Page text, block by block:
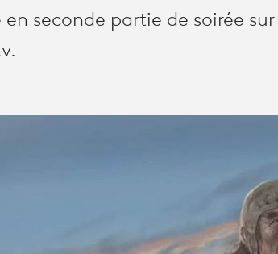
seconde partie de soirée